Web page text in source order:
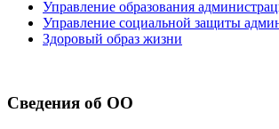
Управление образования
Управление социальной защиты
Здоровый образ жизни
Сведения об ОО